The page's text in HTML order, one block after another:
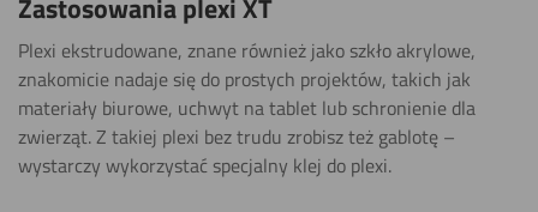
Zastosowania plexi XT
Plexi ekstrudowane, znane również jako szkło akrylowe,
znakomicie nadaje się do prostych projektów, takich jak
materiały biurowe, uchwyt na tablet lub schronienie dla
zwierząt. Z takiej plexi bez trudu zrobisz też gablotę –
wystarczy wykorzystać specjalny klej do plexi.